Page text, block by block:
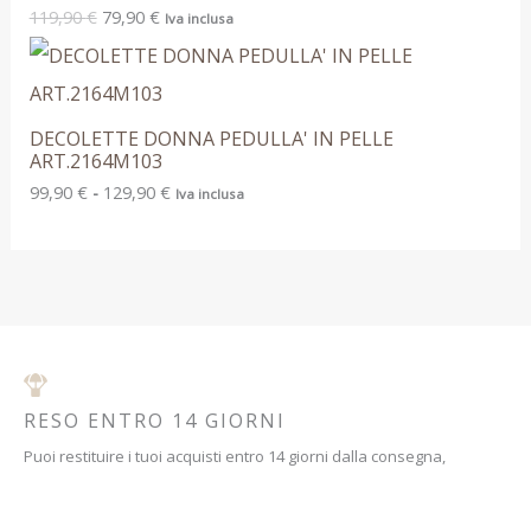
119,90€ 79,90 € Iva inclusa
DECOLETTE DONNA PEDULLA' IN PELLE
ART.2164M103
99,90 € - 129,90 € Iva inclusa
RESO ENTRO 14 GIORNI
Puoi restituire i tuoi acquisti entro 14 giorni dalla consegna,